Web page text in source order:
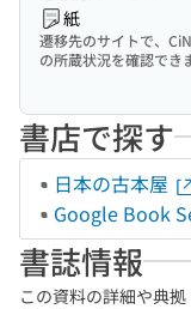
紙
遷移先のサイトで、
の所蔵状況を確認でき
書店で探す
日本の古本屋
Google Book
書誌情報
この資料の詳細や典